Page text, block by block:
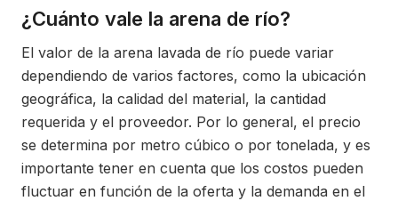
¿Cuánto vale la arena de río?
El valor de la arena lavada de río puede variar
dependiendo de varios factores, como la ubicación
geográfica, la calidad del material, la cantidad
requerida y el proveedor. Por lo general, el precio
se determina por metro cúbico o por tonelada, y es
importante tener en cuenta que los costos pueden
fluctuar en función de la oferta y la demanda en el